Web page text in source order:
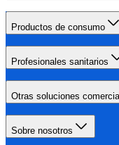
Productos de consumo
Profesionales sanitarios
Otras soluciones
Sobre nosotros